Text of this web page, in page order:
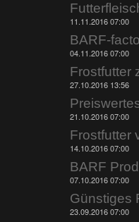
11.11.2016 07:00
BARF-
04.11.2016 07:00
27.10.2016 13:56
21.10.2016 07:00
Frostfutter
14.10.2016 07:00
07.10.2016 07:00
Günstiges
23.09.2016 07:00